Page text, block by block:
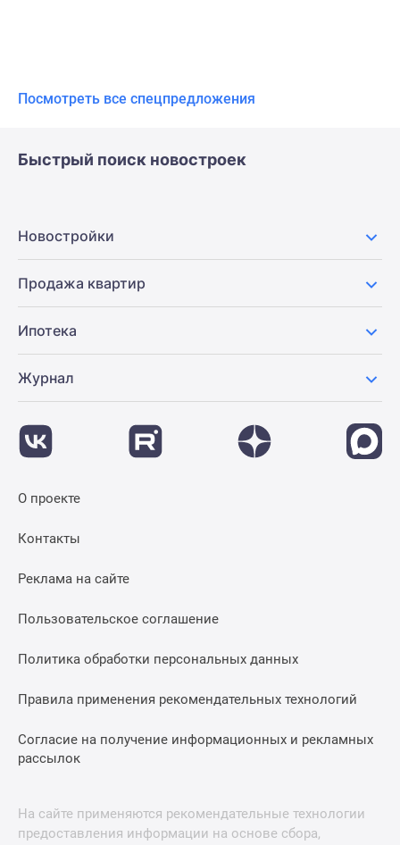
Посмотреть все спецпредложения
Быстрый поиск новостроек
Новостройки
Продажа квартир
Ипотека
Журнал
О проекте
Контакты
Реклама на сайте
Пользовательское соглашение
Политика обработки персональных данных
Правила применения рекомендательных технологий
Согласие на получение информационных и рекламных
рассылок
На сайте применяются рекомендательные технологии
предоставления информации на основе сбора,